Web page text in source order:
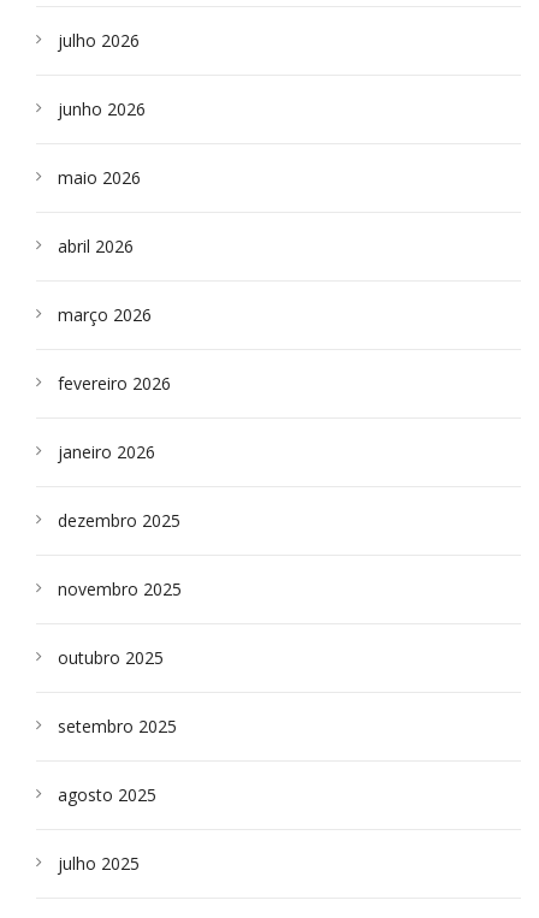
julho 2026
junho 2026
maio 2026
abril 2026
março 2026
fevereiro 2026
janeiro 2026
dezembro 2025
novembro 2025
outubro 2025
setembro 2025
agosto 2025
julho 2025